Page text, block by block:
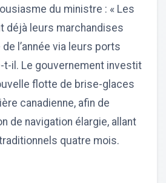
du ministre : « Les
déjà leurs marchandises
l’année via leurs ports
t-il. Le gouvernement investit
flotte de brise-glaces
canadienne, afin de
de navigation élargie, allant
quatre mois.